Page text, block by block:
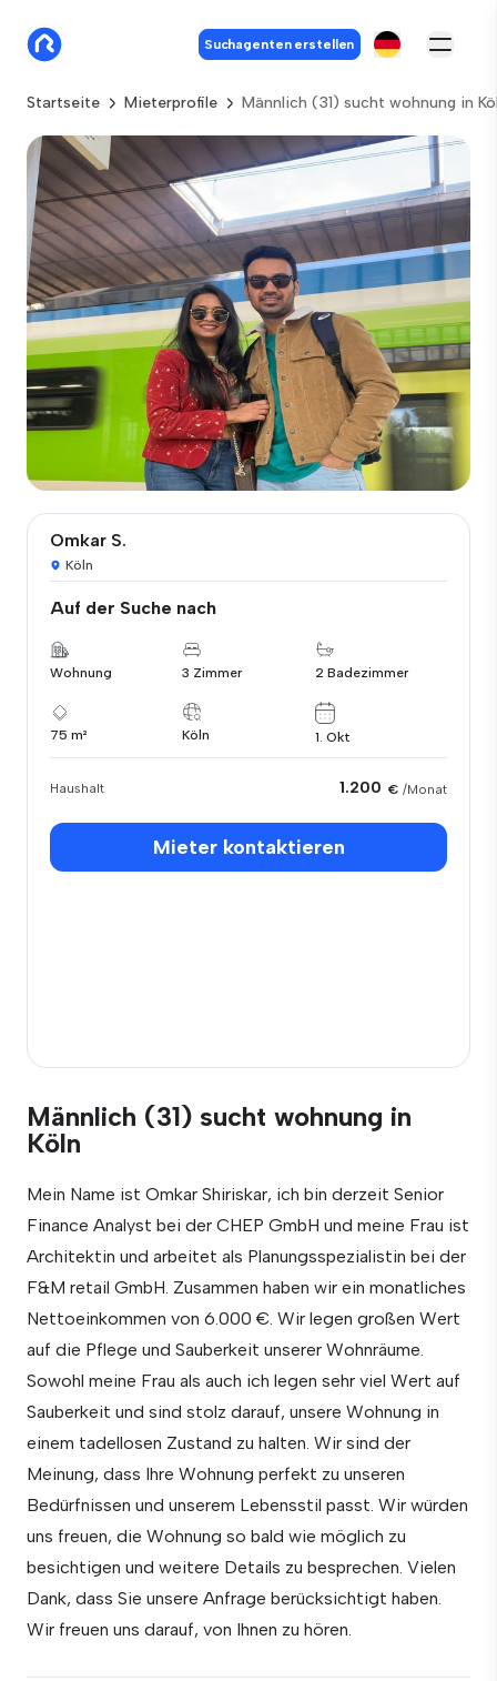
Suchagenten erstellen
Startseite Mieterprofile Männlich (31) sucht wohnung in
Omkar S.
Köln
Auf der Suche nach
Wohnung 3 Zimmer 2 Badezimmer
75 m² Köln 1. Okt
Haushalt 1.200 € /Monat
Mieter kontaktieren
Männlich (31) sucht wohnung in
Köln
Mein Name ist Omkar Shiriskar, ich bin derzeit Senior
Finance Analyst bei der CHEP GmbH und meine Frau ist
Architektin und arbeitet als Planungsspezialistin bei der
F&M retail GmbH. Zusammen haben wir ein monatliches
Nettoeinkommen von 6.000 €. Wir legen großen Wert
auf die Pflege und Sauberkeit unserer Wohnräume.
Sowohl meine Frau als auch ich legen sehr viel Wert auf
Sauberkeit und sind stolz darauf, unsere Wohnung in
einem tadellosen Zustand zu halten. Wir sind der
Meinung, dass Ihre Wohnung perfekt zu unseren
Bedürfnissen und unserem Lebensstil passt. Wir würden
uns freuen, die Wohnung so bald wie möglich zu
besichtigen und weitere Details zu besprechen. Vielen
Dank, dass Sie unsere Anfrage berücksichtigt haben.
Wir freuen uns darauf, von Ihnen zu hören.